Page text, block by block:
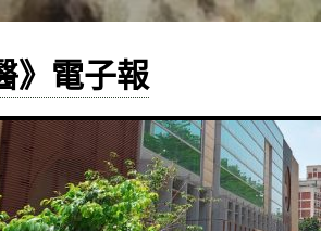
》電子報